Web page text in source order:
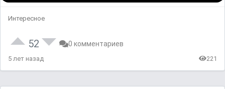
Интересное
52 0 комментариев
5 лет назад 221